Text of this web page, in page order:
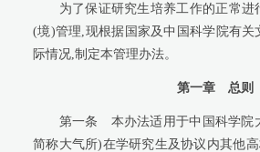
为了保证研究生培养工作的正常进
(境)管理,现根据国家及中国科学院有关
际情况,制定本管理办法。
第一章 总则
第一条 本办法适用于中国科学院
简称大气所)在学研究生及协议内其他